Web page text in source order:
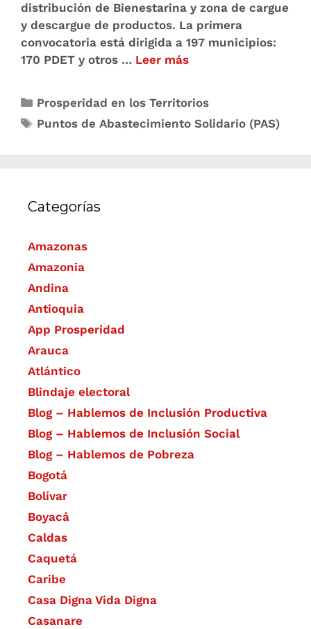
distribución de Bienestarina y zona de cargue
y descargue de productos. La primera
convocatoria está dirigida a 197 municipios:
170 PDET y otros … Leer más
Prosperidad en los Territorios
Puntos de Abastecimiento Solidario (PAS)
Categorías
Amazonas
Amazonia
Andina
Antioquia
App Prosperidad
Arauca
Atlántico
Blindaje electoral
Blog – Hablemos de Inclusión Productiva
Blog – Hablemos de Inclusión Social
Blog – Hablemos de Pobreza
Bogotá
Bolívar
Boyacá
Caldas
Caquetá
Caribe
Casa Digna Vida Digna
Casanare